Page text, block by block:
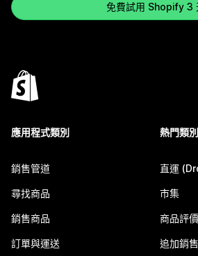
免費試用 Shopify 3
應用程式類別
銷售管道
尋找商品
銷售商品
訂單與運送
熱門類別
直運
市集
商品評價
追加銷